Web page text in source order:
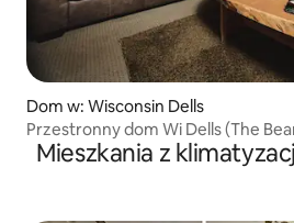
Dom w: Wisconsin Dells
Przestronny dom Wi Dells (The
Mieszkania z